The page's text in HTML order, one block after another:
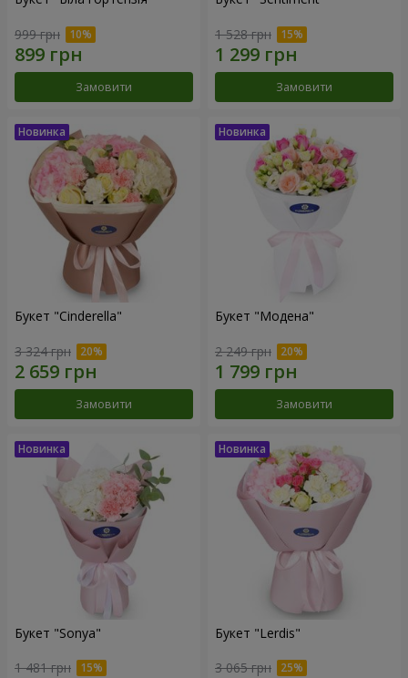
999 грн
Замовити
1 528 грн
Замовити
Букет "Cinderella"
3 324 грн
Замовити
Букет "Модена"
2 249 грн
Замовити
Букет "Sonya"
1 481 грн
Букет "Lerdis"
3 065 грн